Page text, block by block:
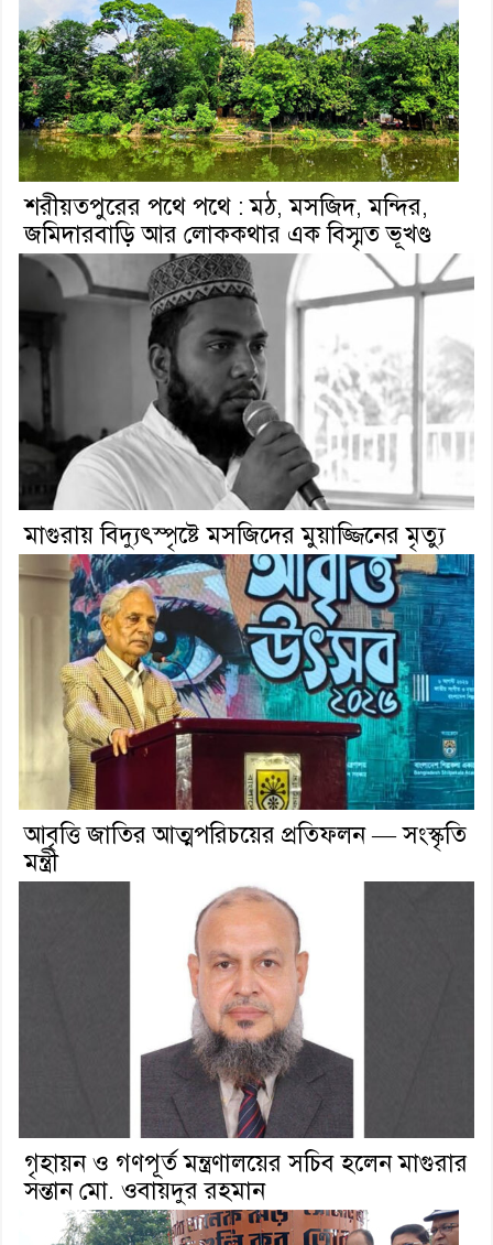
শরীয়তপুরের পথে পথে : মঠ, মসজিদ, মন্দির,
জমিদারবাড়ি আর লোককথার এক বিস্মৃত ভূখণ্ড
মাগুরায় বিদ্যুৎস্পৃষ্টে মসজিদের মুয়াজ্জিনের মৃত্যু
আবৃত্তি জাতির আত্মপরিচয়ের প্রতিফলন — সংস্কৃতি
মন্ত্রী
গৃহায়ন ও গণপূর্ত মন্ত্রণালয়ের সচিব হলেন মাগুরার
সন্তান মো. ওবায়দুর রহমান